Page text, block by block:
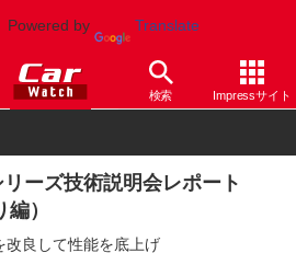
Powered by Translate
検索 Impressサイト
タ カローラ
ーズ技術説明会レポート
）
改良して性能を底上げ